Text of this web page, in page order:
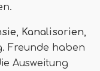
, Kanalisorien,
Freunde haben
Ausweitung